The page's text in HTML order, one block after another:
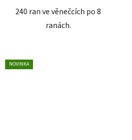
240 ran ve věnečcích po 8
ranách.
NOVINKA